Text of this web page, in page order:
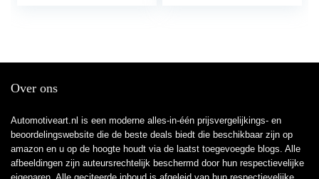
Over ons
Automotiveart.nl is een moderne alles-in-één prijsvergelijkings- en
beoordelingswebsite die de beste deals biedt die beschikbaar zijn op
amazon en u op de hoogte houdt via de laatst toegevoegde blogs. Alle
afbeeldingen zijn auteursrechtelijk beschermd door hun respectievelijke